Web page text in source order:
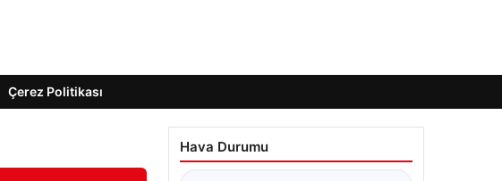
Çerez Politikası
Hava Durumu